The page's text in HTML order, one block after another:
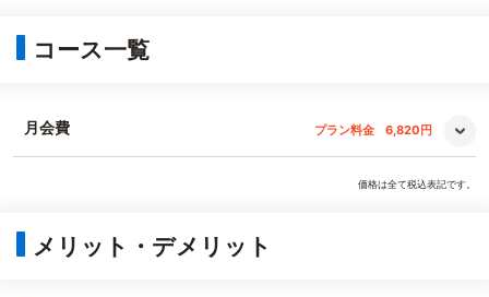
コース一覧
月会費 プラン料金 6,820円
価格は全て税込表記です。
メリット・デメリット